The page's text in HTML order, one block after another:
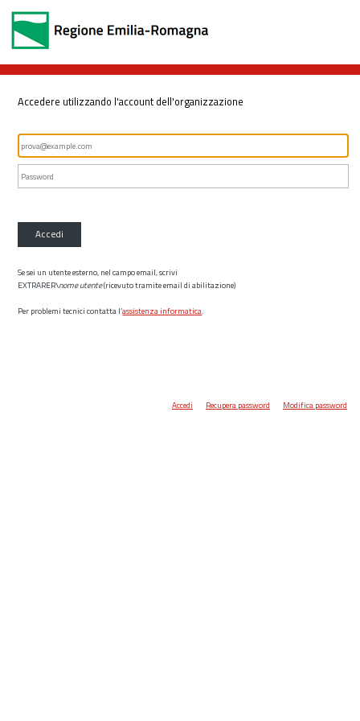
Accedere utilizzando l'account dell'organizzazione
Accedi
Se sei un utente esterno, nel campo email, scrivi
EXTRARER\nome utente(ricevuto tramite email di abilitazione)
Per problemi tecnici contatta l’assistenza informatica.
Accedi Recupera password Modifica password